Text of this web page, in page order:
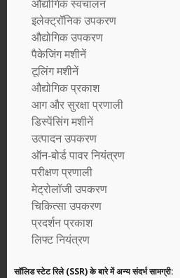
औद्योगिक स्वचालन
इलेक्ट्रॉनिक उपकरण
औद्योगिक उपकरण
पैकेजिंग मशीनें
टूलिंग मशीनें
औद्योगिक प्रकाश
आग और सुरक्षा प्रणाली
डिस्पेंसिंग मशीनें
उत्पादन उपकरण
ऑन-बोर्ड पावर नियंत्रण
परीक्षण प्रणाली
मेट्रोलॉजी उपकरण
चिकित्सा उपकरण
प्रदर्शन प्रकाश
लिफ्ट नियंत्रण
सॉलिड स्टेट रिले (SSR) के बारे में अन्य संदर्भ सामग्री: